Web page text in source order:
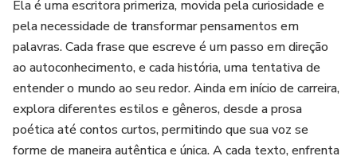
Inglês
Joana and Marcos met when they were young, when life
was just a promise and love, an unknown territory. What
began with a simple encounter transformed into a story
built with daily choices, shared dreams, children, plans, and
a partnership that withstood time.
Ela é uma escritora primeriza, movida pela curiosidade e
pela necessidade de transformar pensamentos em
palavras. Cada frase que escreve é um passo em direção
ao autoconhecimento, e cada história, uma tentativa de
entender o mundo ao seu redor. Ainda em início de carreira,
explora diferentes estilos e gêneros, desde a prosa
poética até contos curtos, permitindo que sua voz se
forme de maneira autêntica e única. A cada texto, enfrenta